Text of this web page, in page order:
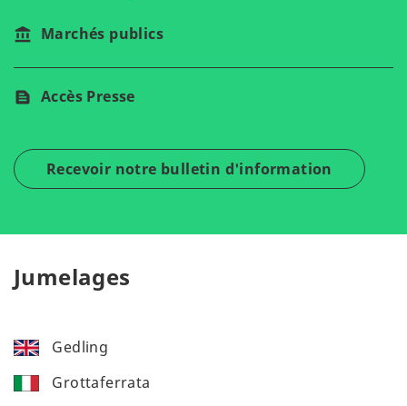
Marchés publics
Accès Presse
Recevoir notre bulletin d'information
Jumelages
Gedling
Grottaferrata